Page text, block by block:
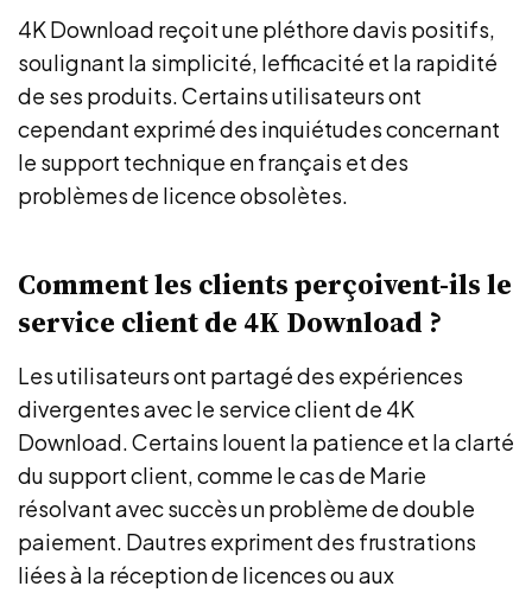
4K Download reçoit une pléthore davis positifs,
soulignant la simplicité, lefficacité et la rapidité
de ses produits. Certains utilisateurs ont
cependant exprimé des inquiétudes concernant
le support technique en français et des
problèmes de licence obsolètes.
Comment les clients perçoivent-ils le
service client de 4K Download ?
Les utilisateurs ont partagé des expériences
divergentes avec le service client de 4K
Download. Certains louent la patience et la clarté
du support client, comme le cas de Marie
résolvant avec succès un problème de double
paiement. Dautres expriment des frustrations
liées à la réception de licences ou aux